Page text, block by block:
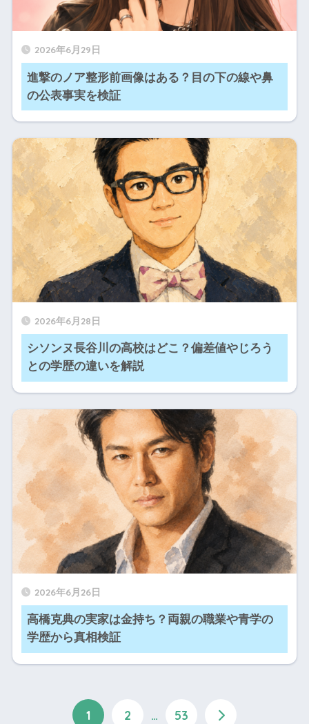
2026年6月29日
進撃のノア整形前画像はある？目の下の線や鼻
の公表事実を検証
2026年6月28日
シソンヌ長谷川の高校はどこ？偏差値やじろう
との学歴の違いを解説
2026年6月26日
高橋克典の実家は金持ち？両親の職業や青学の
学歴から真相検証
1 2 … 53